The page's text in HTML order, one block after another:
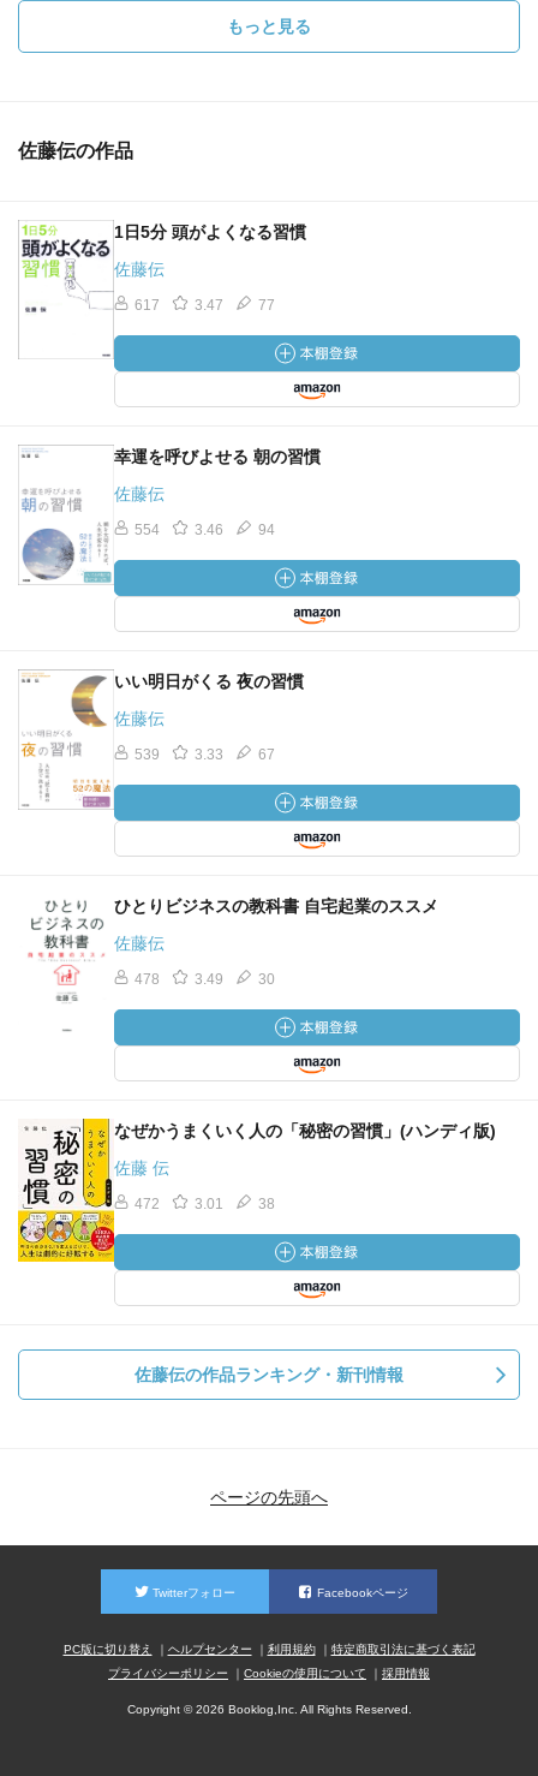
もっと見る
佐藤伝の作品
1日5分 頭がよくなる習慣
佐藤伝
617 3.47 77
幸運を呼びよせる 朝の習慣
佐藤伝
554 3.46 94
いい明日がくる 夜の習慣
佐藤伝
539 3.33 67
ひとりビジネスの教科書 自宅起業のススメ
佐藤伝
478 3.49 30
なぜかうまくいく人の「秘密の習慣」(ハンディ版)
佐藤 伝
472 3.01 38
佐藤伝の作品ランキング・新刊情報
ページの先頭へ
Twitterフォロー Facebookページ
PC版に切り替え ヘルプセンター 利用規約
特定商取引法に基づく表記
プライバシーポリシー
Cookieの使用について 採用情報
Copyright © 2026 Booklog,Inc. All Rights Reserved.